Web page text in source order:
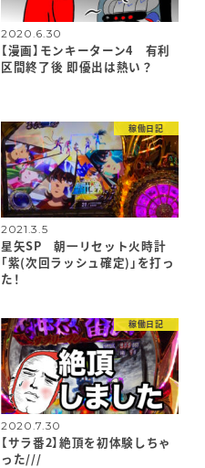
2020.6.30
【漫画】モンキーターン4 有利
区間終了後 即優出は熱い？
稼働日記
2021.3.5
星矢SP 朝一リセット火時計
「紫(次回ラッシュ確定)」を打っ
た！
稼働日記
2020.7.30
【サラ番2】絶頂を初体験しちゃ
った///